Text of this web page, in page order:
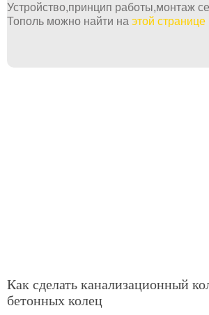
Устройство,принцип работы,монтаж
Тополь можно найти на этой странице
Как сделать канализационный
бетонных колец